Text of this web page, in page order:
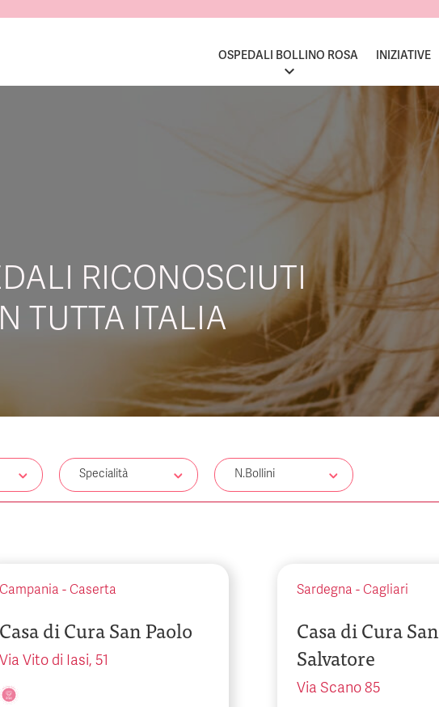
OSPEDALI BOLLINO ROSA INIZIATIVE
RICONOSCIUTI
TUTTA ITALIA
Specialità N.Bollini
Campania - Caserta
Casa di Cura San Paolo
Via Vito di Iasi, 51
Sardegna - Cagliari
Casa di Cura San
Salvatore
Via Scano 85